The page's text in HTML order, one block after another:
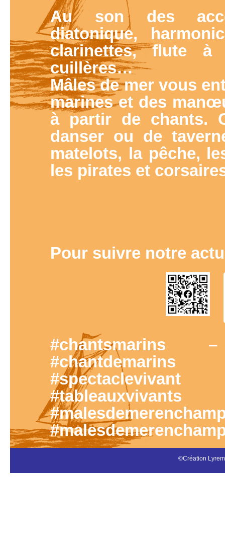
Au son des
diatonique,
clarinettes, flute à
cuillères…
Mâles de mer vous
marines et des
à partir de chants.
danser ou de
matelots, la pêche,
les pirates et
Pour suivre notre
#chantsmarins
©Création